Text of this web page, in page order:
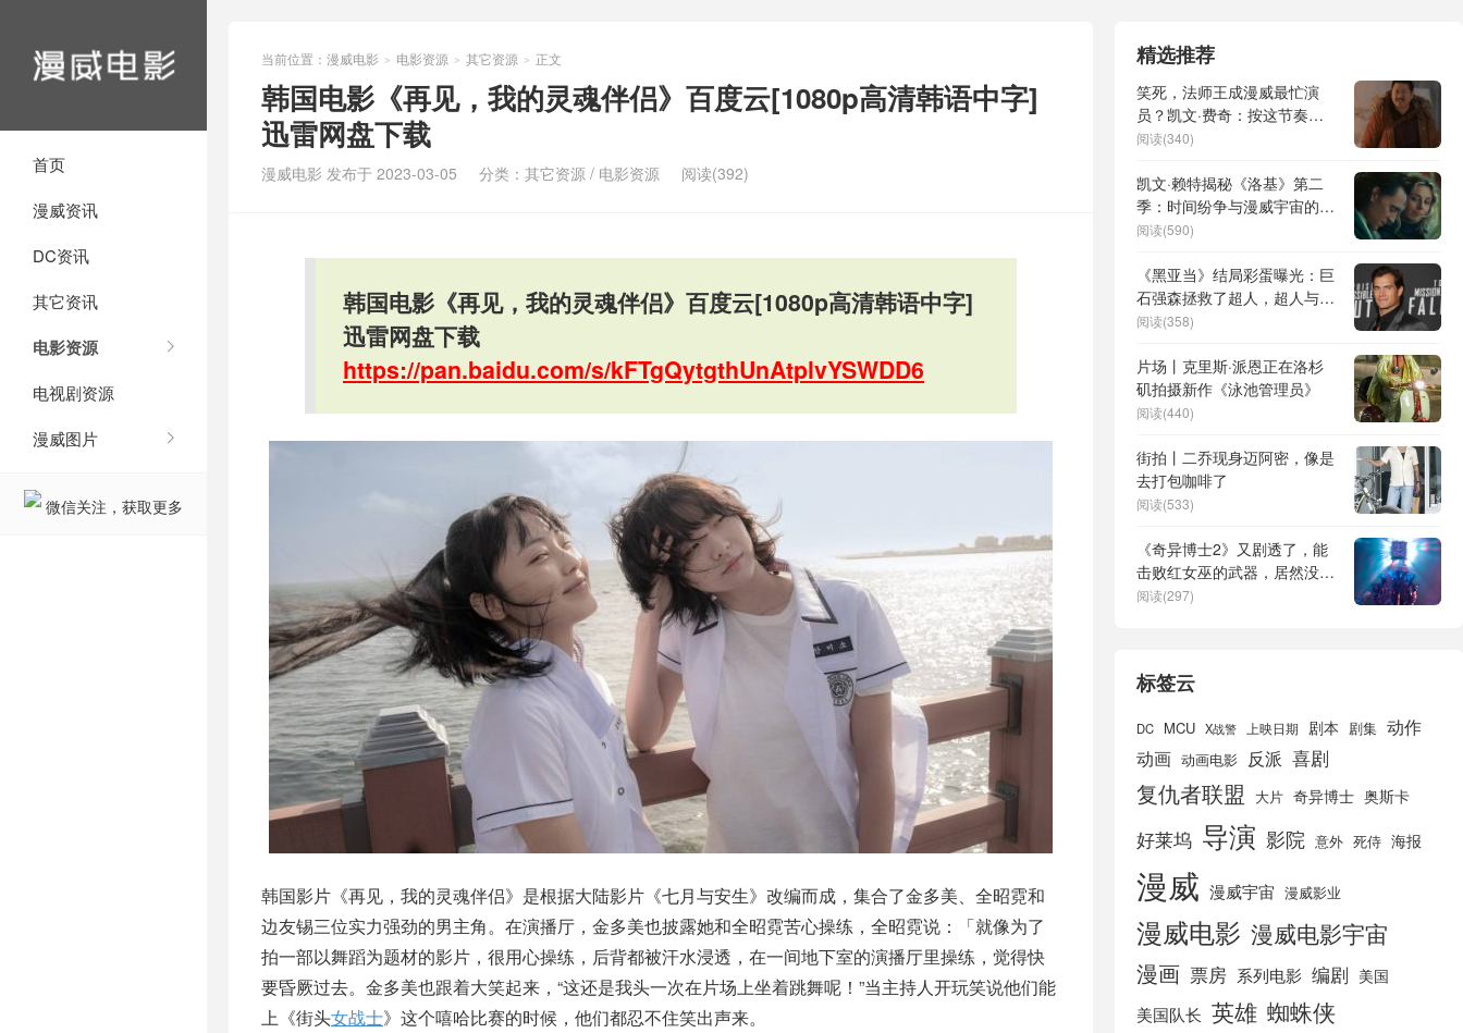
首页
漫威资讯
DC资讯
其它资讯
电影资源
电视剧资源
漫威图片
微信关注，获取更多
当前位置： 漫威电影 > 电影资源 > 其它资源 > 正文
韩国电影《再见，我的灵魂伴侣》百度云[1080p高清韩语中字]
迅雷网盘下载
漫威电影 发布于 2023-03-05 分类： 其它资源 / 电影资源 阅读(392)
韩国电影《再见，我的灵魂伴侣》百度云[1080p高清韩语中字]
迅雷网盘下载
https://pan.baidu.com/s/kFTgQytgthUnAtplvYSWDD6
韩国影片《再见，我的灵魂伴侣》是根据大陆影片《七月与安生》改编而成，集合了金多美、全昭霓和
边友锡三位实力强劲的男主角。在演播厅，金多美也披露她和全昭霓苦心操练，全昭霓说：「就像为了
拍一部以舞蹈为题材的影片，很用心操练，后背都被汗水浸透，在一间地下室的演播厅里操练，觉得快
要昏厥过去。金多美也跟着大笑起来，“这还是我头一次在片场上坐着跳舞呢！”当主持人开玩笑说他们能
上《街头女战士》这个嘻哈比赛的时候，他们都忍不住笑出声来。
精选推荐
笑死，法师王成漫威最忙演
员？凯文·费奇：按这节奏
MCU要改姓了！
阅读(340)
凯文·赖特揭秘《洛基》第二
季：时间纷争与漫威宇宙的未
来展望
阅读(590)
《黑亚当》结局彩蛋曝光：巨
石强森拯救了超人，超人与黑
亚当**
阅读(358)
片场丨克里斯·派恩正在洛杉
矶拍摄新作《泳池管理员》
阅读(440)
街拍丨二乔现身迈阿密，像是
去打包咖啡了
阅读(533)
《奇异博士2》又剧透了，能
击败红女巫的武器，居然没有
攻击力
阅读(297)
标签云
DC MCU X战警 上映日期 剧本 剧集 动作
动画 动画电影 反派 喜剧
复仇者联盟 大片 奇异博士 奥斯卡
好莱坞 导演 影院 意外 死侍 海报
漫威 漫威宇宙 漫威影业
漫威电影 漫威电影宇宙
漫画 票房 系列电影 编剧 美国
美国队长 英雄 蜘蛛侠